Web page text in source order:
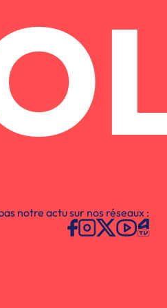
notre actu sur nos réseaux :